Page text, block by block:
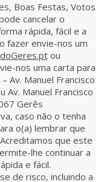
Boas Festas, Votos
cancelar o
rápida, fácil e a
fazer envie-nos um
ou
nos uma carta para
Av. Manuel Francisco
Manuel Francisco
Gerês
caso não o tenha
o(a) lembrar que
que este
lhe continuar a
e fácil.
de risco, incluindo a